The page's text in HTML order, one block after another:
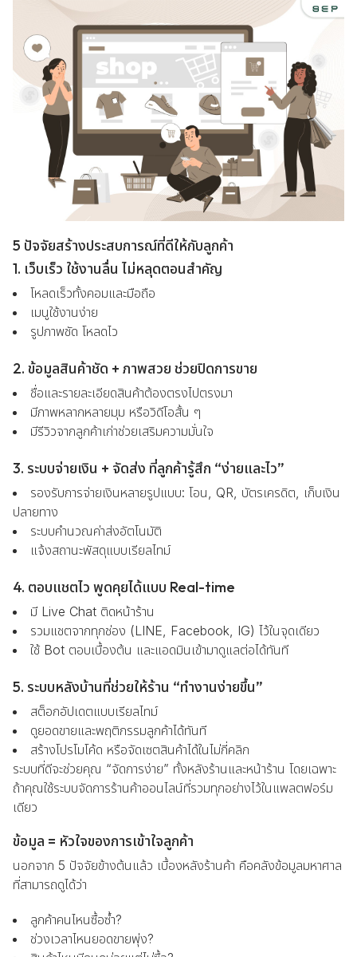
5 ปัจจัยสร้างประสบการณ์ที่ดีให้กับลูกค้า
1. เว็บเร็ว ใช้งานลื่น ไม่หลุดตอนสำคัญ
โหลดเร็วทั้งคอมและมือถือ
เมนูใช้งานง่าย
รูปภาพชัด โหลดไว
2. ข้อมูลสินค้าชัด + ภาพสวย ช่วยปิดการขาย
ชื่อและรายละเอียดสินค้าต้องตรงไปตรงมา
มีภาพหลากหลายมุม หรือวิดีโอสั้น ๆ
มีรีวิวจากลูกค้าเก่าช่วยเสริมความมั่นใจ
3. ระบบจ่ายเงิน + จัดส่ง ที่ลูกค้ารู้สึก “ง่ายและไว”
รองรับการจ่ายเงินหลายรูปแบบ: โอน, QR, บัตรเครดิต, เก็บเงิน
ปลายทาง
ระบบคำนวณค่าส่งอัตโนมัติ
แจ้งสถานะพัสดุแบบเรียลไทม์
4. ตอบแชตไว พูดคุยได้แบบ Real-time
มี Live Chat ติดหน้าร้าน
รวมแชตจากทุกช่อง (LINE, Facebook, IG) ไว้ในจุดเดียว
ใช้ Bot ตอบเบื้องต้น และแอดมินเข้ามาดูแลต่อได้ทันที
5. ระบบหลังบ้านที่ช่วยให้ร้าน “ทำงานง่ายขึ้น”
สต็อกอัปเดตแบบเรียลไทม์
ดูยอดขายและพฤติกรรมลูกค้าได้ทันที
สร้างโปรโมโค้ด หรือจัดเซตสินค้าได้ในไม่กี่คลิก
ระบบที่ดีจะช่วยคุณ “จัดการง่าย” ทั้งหลังร้านและหน้าร้าน โดยเฉพาะ
ถ้าคุณใช้ระบบจัดการร้านค้าออนไลน์ที่รวมทุกอย่างไว้ในแพลตฟอร์ม
เดียว
ข้อมูล = หัวใจของการเข้าใจลูกค้า
นอกจาก 5 ปัจจัยข้างต้นแล้ว เบื้องหลังร้านค้า คือคลังข้อมูลมหาศาล
ที่สามารถดูได้ว่า
ลูกค้าคนไหนซื้อซ้ำ?
ช่วงเวลาไหนยอดขายพุ่ง?